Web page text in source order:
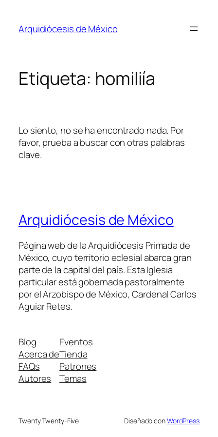
contenido
Arquidiócesis de México
Etiqueta: homiliía
Lo siento, no se ha encontrado nada. Por
favor, prueba a buscar con otras palabras
clave.
Arquidiócesis de México
Página web de la Arquidiócesis Primada de
México, cuyo territorio eclesial abarca gran
parte de la capital del país. Esta Iglesia
particular está gobernada pastoralmente
por el Arzobispo de México, Cardenal Carlos
Aguiar Retes.
Blog
Acerca de
FAQs
Autores
Eventos
Tienda
Patrones
Temas
Twenty Twenty-Five Diseñado conWordPress